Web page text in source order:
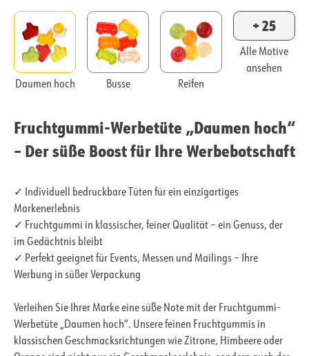
Daumen hoch Busse Reifen
+ 25
Alle Motive
ansehen
Fruchtgummi-Werbetüte „Daumen hoch“
– Der süße Boost für Ihre Werbebotschaft
✓ Individuell bedruckbare Tüten für ein einzigartiges
Markenerlebnis
✓ Fruchtgummi in klassischer, feiner Qualität – ein Genuss, der
im Gedächtnis bleibt
✓ Perfekt geeignet für Events, Messen und Mailings – Ihre
Werbung in süßer Verpackung
Verleihen Sie Ihrer Marke eine süße Note mit der Fruchtgummi-
Werbetüte „Daumen hoch“. Unsere feinen Fruchtgummis in
klassischen Geschmacksrichtungen wie Zitrone, Himbeere oder